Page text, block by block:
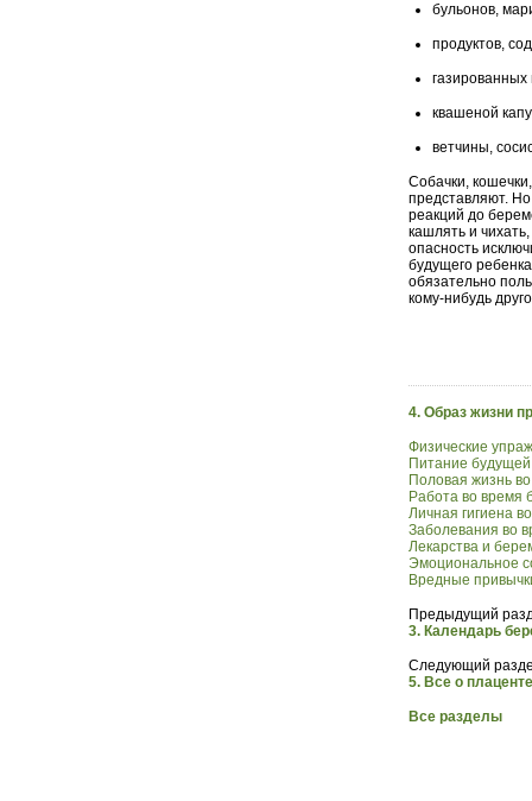
бульонов,
продуктов,
газированных
квашеной
ветчины,
Собачки,
представляют. Но
реакций до
кашлять и
опасность
будущего
обязательно
кому-нибудь
4. Образ жизни
Физические
Питание
Половая жизнь
Работа во время
Личная гигиена
Заболевания во
Лекарства и
Эмоциональное
Вредные
Предыдущий
3. Календарь
Следующий
5. Все о плаценте
Все разделы